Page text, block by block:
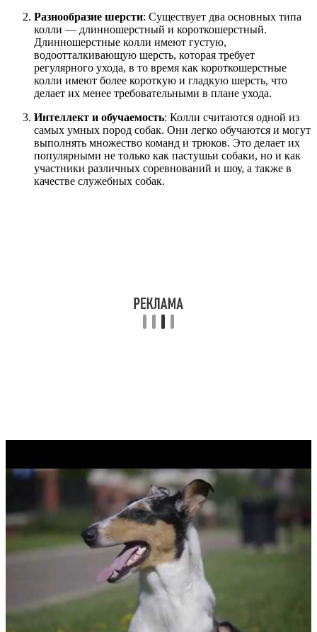
Разнообразие шерсти: Существует два основных типа
колли — длинношерстный и короткошерстный.
Длинношерстные колли имеют густую,
водоотталкивающую шерсть, которая требует
регулярного ухода, в то время как короткошерстные
колли имеют более короткую и гладкую шерсть, что
делает их менее требовательными в плане ухода.
Интеллект и обучаемость: Колли считаются одной из
самых умных пород собак. Они легко обучаются и могут
выполнять множество команд и трюков. Это делает их
популярными не только как пастушьи собаки, но и как
участники различных соревнований и шоу, а также в
качестве служебных собак.